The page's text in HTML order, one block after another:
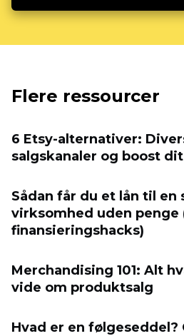
Flere ressourcer
6 Etsy-alternativer:
salgskanaler og boost
Sådan får du et lån til en
virksomhed uden penge
finansieringshacks)
Merchandising 101: Alt
vide om produktsalg
Hvad er en følgeseddel?